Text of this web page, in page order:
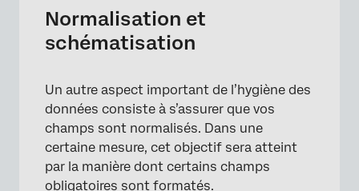
Normalisation et
schématisation
Un autre aspect important de l’hygiène des
données consiste à s’assurer que vos
champs sont normalisés. Dans une
certaine mesure, cet objectif sera atteint
par la manière dont certains champs
obligatoires sont formatés.